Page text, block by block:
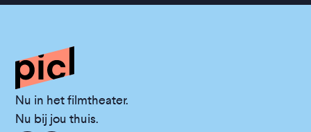
Nu in het filmtheater.
Nu bij jou thuis.